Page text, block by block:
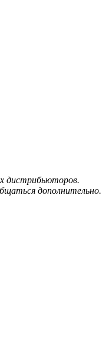
дистрибьюторов.
дополнительно.